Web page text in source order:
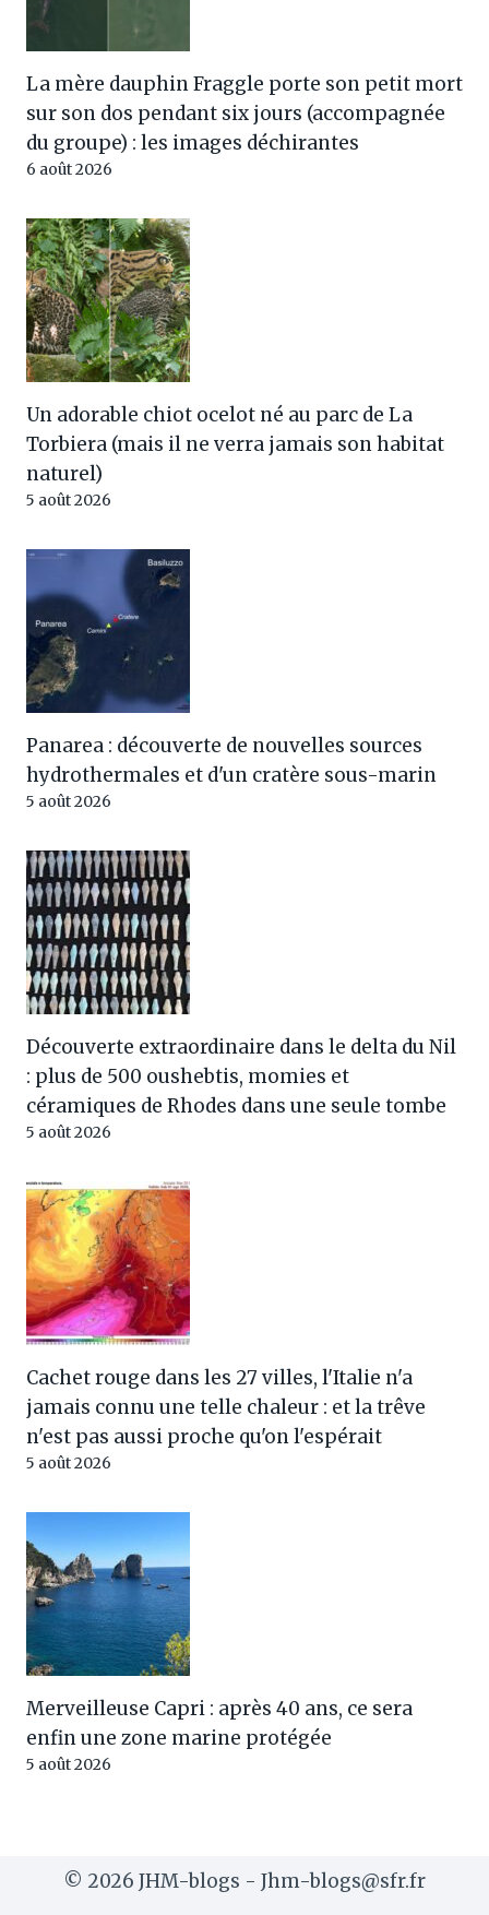
La mère dauphin Fraggle porte son petit mort
sur son dos pendant six jours (accompagnée
du groupe) : les images déchirantes
6 août 2026
Un adorable chiot ocelot né au parc de La
Torbiera (mais il ne verra jamais son habitat
naturel)
5 août 2026
Panarea : découverte de nouvelles sources
hydrothermales et d'un cratère sous-marin
5 août 2026
Découverte extraordinaire dans le delta du Nil
: plus de 500 oushebtis, momies et
céramiques de Rhodes dans une seule tombe
5 août 2026
Cachet rouge dans les 27 villes, l'Italie n'a
jamais connu une telle chaleur : et la trêve
n'est pas aussi proche qu'on l'espérait
5 août 2026
Merveilleuse Capri : après 40 ans, ce sera
enfin une zone marine protégée
5 août 2026
© 2026 JHM-blogs - Jhm-blogs@sfr.fr